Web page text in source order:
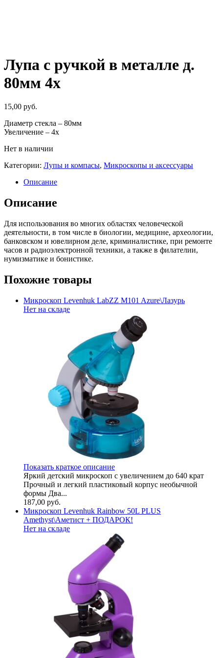
Лупа с ручкой в металле д.
80мм 4х
15,00 руб.
Диаметр стекла – 80мм
Увеличение – 4х
Нет в наличии
Категории: Лупы и компасы, Микроскопы и аксессуары
Описание
Описание
Для использования во многих областях человеческой
деятельности, в том числе в биологии, медицине, археологии,
банковском и ювелирном деле, криминалистике, при ремонте
часов и радиоэлектронной техники, а также в филателии,
нумизматике и бонистике.
Похожие товары
Микроскоп Levenhuk LabZZ M101 Azure\Лазурь
Нет на складе
Показать краткое описание
Яркий детский микроскоп с увеличением до 640 крат
Прочный и легкий пластиковый корпус необычной
формы Два...
187,00 руб.
Микроскоп Levenhuk Rainbow 50L PLUS
Amethyst\Аметист + ПОДАРОК!
Нет на складе